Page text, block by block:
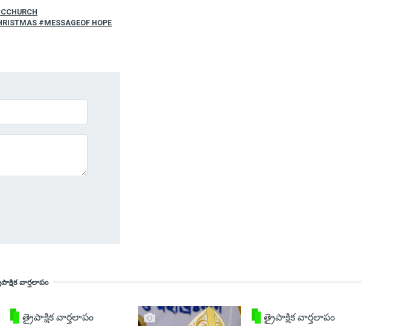
#MESSAGEOF HOPE
వార్తలాపం
త్రైపాక్షిక వార్తలాపం త్రైపాక్షిక వార్తలాపం